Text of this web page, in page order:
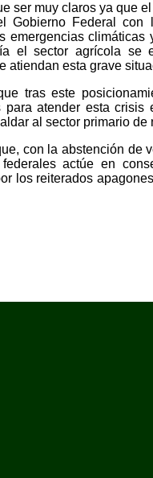
ser muy claros ya que
Gobierno Federal con
emergencias
el sector agrícola se
atiendan esta grave
tras este
para atender esta
al sector primario
con la abstención de
federales actúe en
los reiterados